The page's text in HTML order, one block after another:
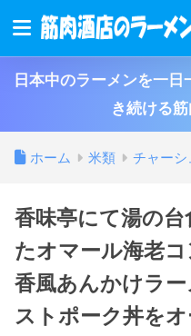
日本中のラーメンを一
き続ける
ホーム 米類 チャーシ
香味亭にて湯の台
たオマール海老
香風あんかけラ
ストポーク丼を